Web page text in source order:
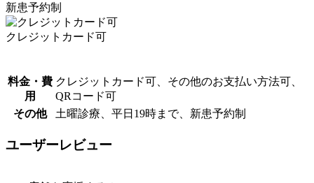
新患予約制
クレジットカード可
料金・費
用
クレジットカード可、その他のお支払い方法可、
QRコード可
その他
土曜診療、平日19時まで、新患予約制
ユーザーレビュー